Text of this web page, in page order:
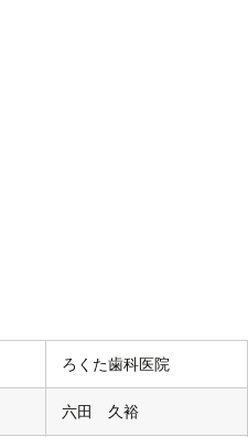
ろくた歯科医院
六田 久裕